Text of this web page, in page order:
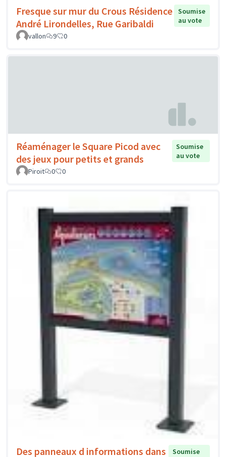
Fresque sur mur du Crous Résidence
André Lirondelles, Rue Garibaldi
Soumise
au vote
vallon
9 0
Réaménager le Square Picod avec
des jeux pour petits et grands
Soumise
au vote
Piroit
0 0
Des panneaux d informations dans
Soumise